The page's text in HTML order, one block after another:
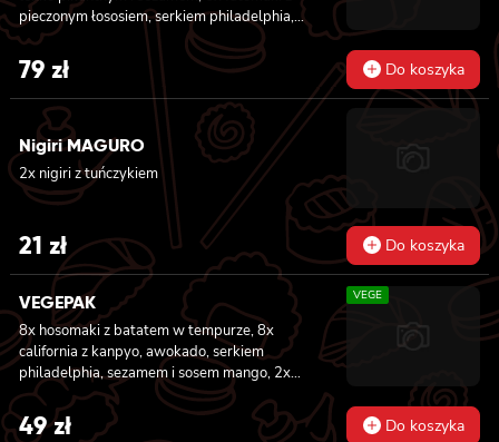
pieczonym łososiem, serkiem philadelphia,
awokado, ogórkiem, kanpyo, sałatą, sosem
teriyaki i sezamem, 8x california z krewetką
w tempurze, majonezem lekko pikantnym,
ogórkiem, sezamem i masago, 8x hosomaki z
batatem w tempurze
79 zł Do koszyka
Nigiri MAGURO
2x nigiri z tuńczykiem
21 zł Do koszyka
VEGEPAK
8x hosomaki z batatem w tempurze, 8x
california z kanpyo, awokado, serkiem
philadelphia, sezamem i sosem mango, 2x
nigiri z awokado i sosem mango
VEGE
49zł Do koszyka